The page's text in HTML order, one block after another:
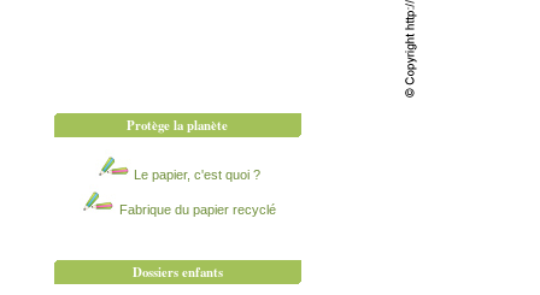
Protège la planète
Le papier, c'est quoi ?
Fabrique du papier recyclé
Dossiers enfants